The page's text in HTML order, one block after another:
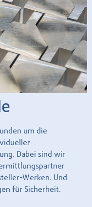
um die
Dabei sind wir
Werken. Und
für Sicherheit.